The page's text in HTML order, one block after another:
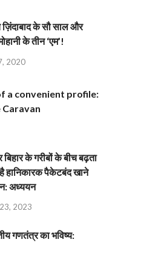
के सौ साल और
के तीन ‘एम’!
2020
a convenient profile:
के गरीबों के बीच बढ़ता
है हानिकारक पैकेटबंद खाने
अध्ययन
2023
गणतंत्र का भविष्य: